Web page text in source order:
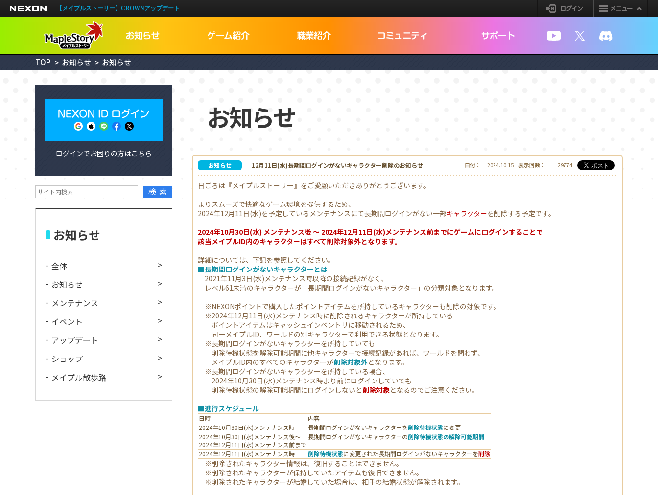
NEXON
【メイプルストーリー】CROWNアップデート ログイン
YouTube
TOP お知らせ お知らせ
お知らせ
お知らせ 12月11日(水)長期間ログインがないキャラクター削除のお知らせ 日付： 2024.10.15 表示回数： 29774
日ごろは『メイプルストーリー』をご愛顧いただきありがとうございます。
よりスムーズで快適なゲーム環境を提供するため、
2024年12月11日(水)を予定しているメンテナンスにて長期間ログインがない一部キャラクターを削除する予定です。
2024年10月30日(水) メンテナンス後 ～ 2024年12月11日(水)メンテナンス前までにゲームにログインすることで
該当メイプルID内のキャラクターはすべて削除対象外となります。
詳細については、下記を参照してください。
■長期間ログインがないキャラクターとは
2021年11月3日(水)メンテナンス時以降の接続記録がなく、
レベル61未満のキャラクターが「長期間ログインがないキャラクター」の分類対象となります。
※NEXONポイントで購入したポイントアイテムを所持しているキャラクターも削除の対象です。
※2024年12月11日(水)メンテナンス時に削除されるキャラクターが所持している
ポイントアイテムはキャッシュインベントリに移動されるため、
同一メイプルID、ワールドの別キャラクターで利用できる状態となります。
※長期間ログインがないキャラクターを所持していても
削除待機状態を解除可能期間に他キャラクターで接続記録があれば、ワールドを問わず、
メイプルID内のすべてのキャラクターが削除対象外となります。
※長期間ログインがないキャラクターを所持している場合、
2024年10月30日(水)メンテナンス時より前にログインしていても
削除待機状態の解除可能期間にログインしないと削除対象となるのでご注意ください。
■進行スケジュール
日時
内容
2024年10月30日(水)メンテナンス時
長期間ログインがないキャラクターを削除待機状態に変更
2024年10月30日(水)メンテナンス後〜
2024年12月11日(水)メンテナンス前まで
長期間ログインがないキャラクターの削除待機状態の解除可能期間
2024年12月11日(水)メンテナンス時 削除待機状態に変更された長期間ログインがないキャラクターを削除
※削除されたキャラクター情報は、復旧することはできません。
※削除されたキャラクターが保持していたアイテムも復旧できません。
※削除されたキャラクターが結婚していた場合は、相手の結婚状態が解除されます。
NEXON IDログイン
ログインでお困りの方はこちら
メイプルIDでNEXON IDを検索
検索
お知らせ
全体
お知らせ
メンテナンス
イベント
アップデート
ショップ
メイプル散歩路